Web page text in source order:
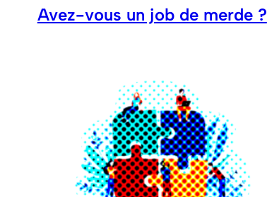
Avez-vous un job de merde ?